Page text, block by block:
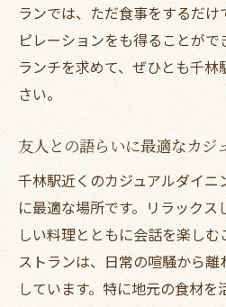
ランでは、ただ食事をするだ
ピレーションをも得ることが
ランチを求めて、ぜひとも千
さい。
友人との語らいに最適なカジ
千林駅近くのカジュアルダイ
に最適な場所です。リラック
しい料理とともに会話を楽し
ストランは、日常の喧騒から
しています。特に地元の食材